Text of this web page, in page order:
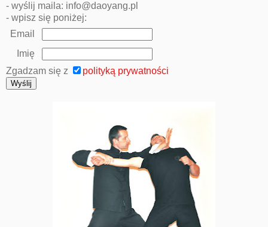
- wyślij maila: info@daoyang.pl
- wpisz się poniżej:
Email
Imię
Zgadzam się z
polityką prywatności